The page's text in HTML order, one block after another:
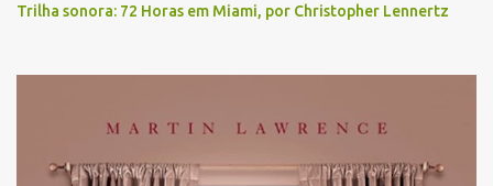
Trilha sonora: 72 Horas em Miami, por Christopher Lennertz